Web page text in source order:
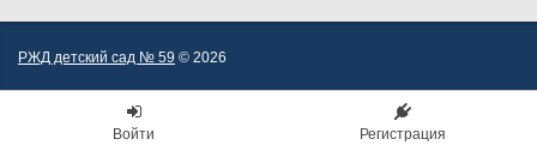
РЖД детский сад № 59 © 2026
Войти Регистрация